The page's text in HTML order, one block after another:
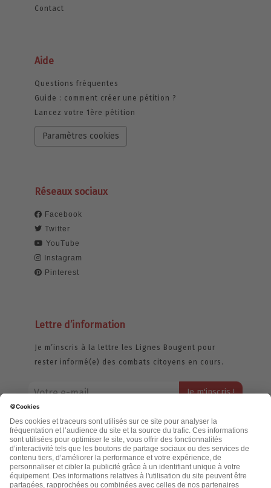
Contact
Aide
Questions fréquentes
Guide : comment créer une pétition ?
Lancez votre 1ère pétition
Paramètres cookies
Réseaux sociaux
Facebook
Twitter
YouTube
Instagram
Pinterest
Lettre d’information
Je m’inscris à la lettre les Lignes Bougent pour
rester informé(e) des combats citoyens en cours.
jamais échangée. Pour consulter notre politique de confidentialité,
cliquez ici.
Accueil